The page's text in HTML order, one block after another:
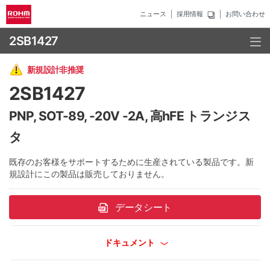
ニュース 採用情報 お問い合わせ
2SB1427
新規設計非推奨
2SB1427
PNP, SOT-89, -20V -2A, 高hFE トランジス
タ
既存のお客様をサポートするために生産されている製品です。新
規設計にこの製品は販売しておりません。
データシート
ドキュメント